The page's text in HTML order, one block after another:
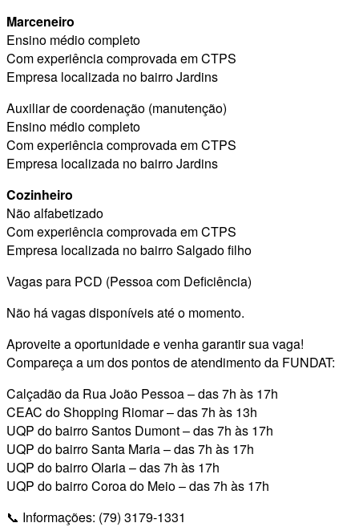
Marceneiro
Ensino médio completo
Com experiência comprovada em CTPS
Empresa localizada no bairro Jardins
Auxiliar de coordenação (manutenção)
Ensino médio completo
Com experiência comprovada em CTPS
Empresa localizada no bairro Jardins
Cozinheiro
Não alfabetizado
Com experiência comprovada em CTPS
Empresa localizada no bairro Salgado filho
Vagas para PCD (Pessoa com Deficiência)
Não há vagas disponíveis até o momento.
Aproveite a oportunidade e venha garantir sua vaga!
Compareça a um dos pontos de atendimento da FUNDAT:
Calçadão da Rua João Pessoa – das 7h às 17h
CEAC do Shopping Riomar – das 7h às 13h
UQP do bairro Santos Dumont – das 7h às 17h
UQP do bairro Santa Maria – das 7h às 17h
UQP do bairro Olaria – das 7h às 17h
UQP do bairro Coroa do Meio – das 7h às 17h
📞 Informações: (79) 3179-1331